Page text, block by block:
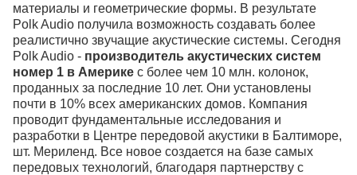
материалы и геометрические формы. В результате
Polk Audio получила возможность создавать более
реалистично звучащие акустические системы. Сегодня
Polk Audio - производитель акустических систем
номер 1 в Америке с более чем 10 млн. колонок,
проданных за последние 10 лет. Они установлены
почти в 10% всех американских домов. Компания
проводит фундаментальные исследования и
разработки в Центре передовой акустики в Балтиморе,
шт. Мериленд. Все новое создается на базе самых
передовых технологий, благодаря партнерству с